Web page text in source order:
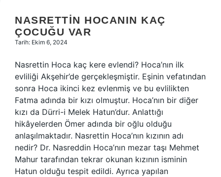
NASRETTIN HOCANIN KAÇ
ÇOCUĞU VAR
Tarih: Ekim 6, 2024
Nasrettin Hoca kaç kere evlendi? Hoca’nın ilk
evliliği Akşehir’de gerçekleşmiştir. Eşinin vefatından
sonra Hoca ikinci kez evlenmiş ve bu evlilikten
Fatma adında bir kızı olmuştur. Hoca’nın bir diğer
kızı da Dürri-i Melek Hatun’dur. Anlattığı
hikâyelerden Ömer adında bir oğlu olduğu
anlaşılmaktadır. Nasrettin Hoca’nın kızının adı
nedir? Dr. Nasreddin Hoca’nın mezar taşı Mehmet
Mahur tarafından tekrar okunan kızının isminin
Hatun olduğu tespit edildi. Ayrıca yapılan